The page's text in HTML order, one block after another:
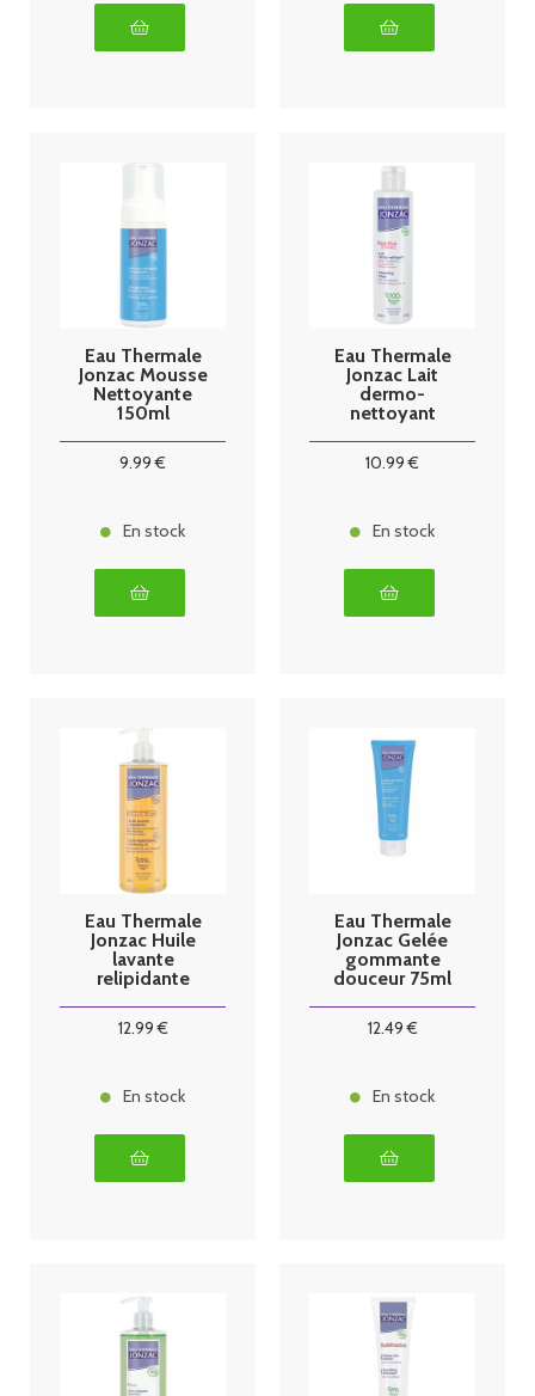
Eau Thermale
Jonzac Mousse
Nettoyante
150ml
9.99 €
En stock
Eau Thermale
Jonzac Lait
dermo-
nettoyant
200ml
10.99 €
En stock
Eau Thermale
Jonzac Huile
lavante
relipidante
12.99€
En stock
Eau Thermale
Jonzac Gelée
gommante
douceur 75ml
12.49€
En stock